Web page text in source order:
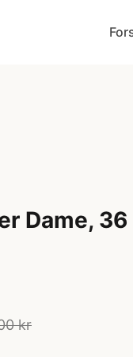
Dame, 36
kr